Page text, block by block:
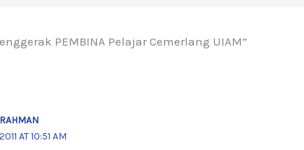
PEMBINA Pelajar Cemerlang UIAM”
AT 10:51 AM